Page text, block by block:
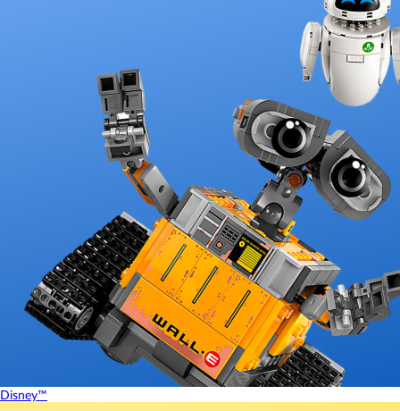
Disney™